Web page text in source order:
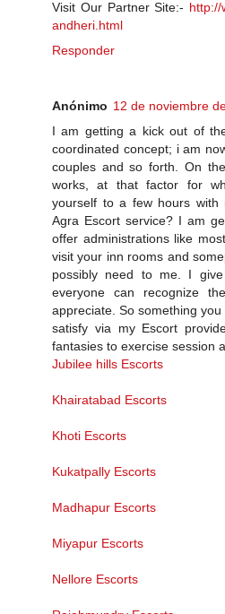
Visit Our Partner Site:- http://
andheri.html
Responder
Anónimo 12 de noviembre
I am getting a kick out of
coordinated concept; i am
couples and so forth. On
works, at that factor for
yourself to a few hours
Agra Escort service? I am
offer administrations like
visit your inn rooms and
possibly need to me. I
everyone can recognize
appreciate. So something
satisfy via my Escort
fantasies to exercise session
Jubilee hills Escorts
Khairatabad Escorts
Khoti Escorts
Kukatpally Escorts
Madhapur Escorts
Miyapur Escorts
Nellore Escorts